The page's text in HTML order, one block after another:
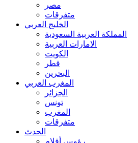
مصر
متفرقات
الخليج العربي
المملكة العربية السعودية
الامارات العربية
الكويت
قطر
البحرين
المغرب العربي
الجزائر
تونس
المغرب
متفرقات
الحدث
رؤوس أقلام